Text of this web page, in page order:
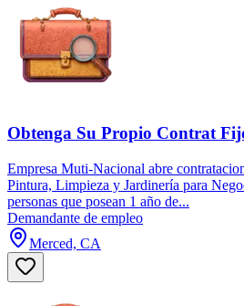
Obtenga Su Propio Contrat
Empresa Muti-Nacional abre
Pintura, Limpieza y Jardinería para
personas que posean 1 año de...
Demandante de empleo
Merced, CA